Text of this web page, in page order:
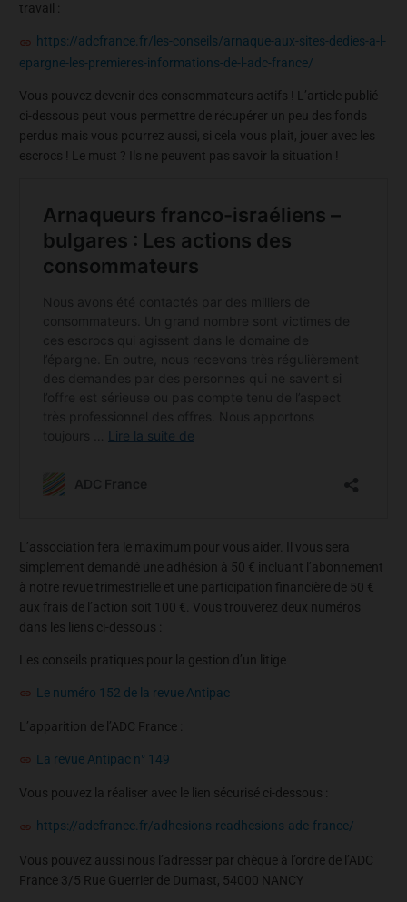
travail :
https://adcfrance.fr/les-conseils/arnaque-aux-sites-dedies-a-l-
epargne-les-premieres-informations-de-l-adc-france/
Vous pouvez devenir des consommateurs actifs ! L’article publié
ci-dessous peut vous permettre de récupérer un peu des fonds
perdus mais vous pourrez aussi, si cela vous plait, jouer avec les
escrocs ! Le must ? Ils ne peuvent pas savoir la situation !
L’association fera le maximum pour vous aider. Il vous sera
simplement demandé une adhésion à 50 € incluant l’abonnement
à notre revue trimestrielle et une participation financière de 50 €
aux frais de l’action soit 100 €. Vous trouverez deux numéros
dans les liens ci-dessous :
Les conseils pratiques pour la gestion d’un litige
Le numéro 152 de la revue Antipac
L’apparition de l’ADC France :
La revue Antipac n° 149
Vous pouvez la réaliser avec le lien sécurisé ci-dessous :
https://adcfrance.fr/adhesions-readhesions-adc-france/
Vous pouvez aussi nous l’adresser par chèque à l’ordre de l’ADC
France 3/5 Rue Guerrier de Dumast, 54000 NANCY